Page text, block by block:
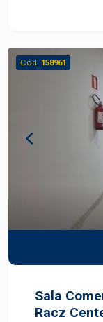
Cód. 158961
Sala
Racz